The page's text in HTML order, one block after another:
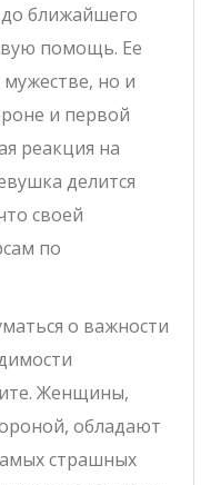
ближайшего
помощь. Ее
но и
и первой
реакция на
делится
своей
по
о важности
Женщины,
обладают
страшных